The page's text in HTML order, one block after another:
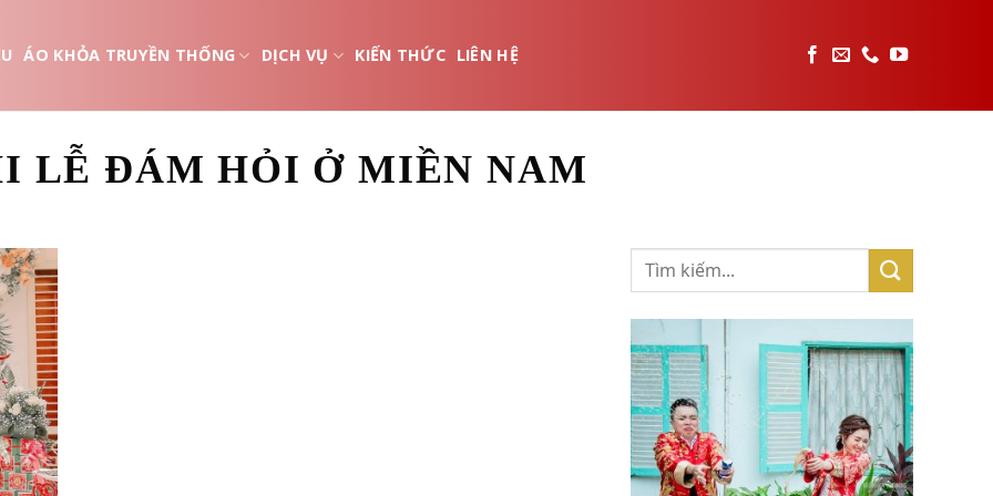
ÁO KHỎA TRUYỀN THỐNG DỊCH VỤ KIẾN THỨC LIÊN HỆ
LỄ ĐÁM HỎI Ở MIỀN NAM